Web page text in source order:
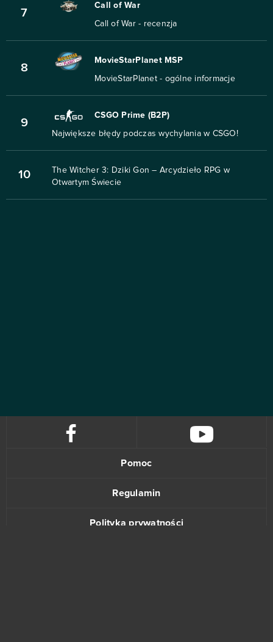
7
Call of War
Call of War - recenzja
8
MovieStarPlanet MSP
MovieStarPlanet - ogólne informacje
9
CSGO Prime (B2P)
Największe błędy podczas wychylania w CSGO!
10
The Witcher 3: Dziki Gon – Arcydzieło RPG w
Otwartym Świecie
Pomoc
Regulamin
Polityka prywatności